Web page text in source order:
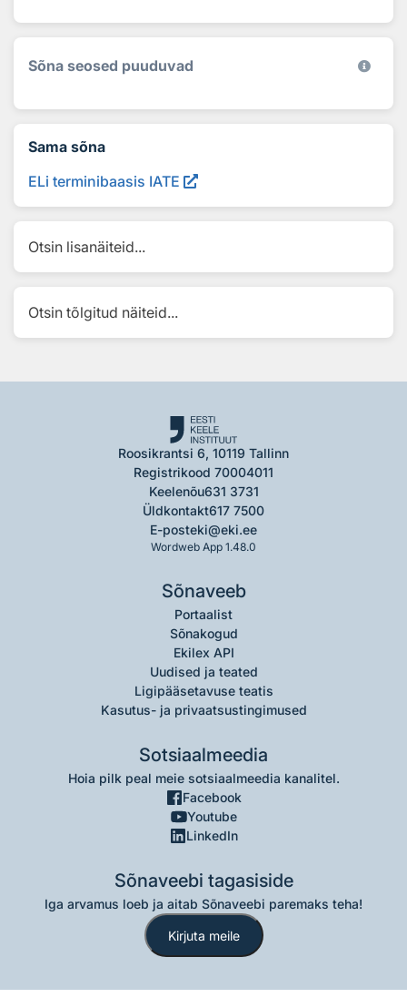
Sõna seosed puuduvad
Sama sõna
ELi terminibaasis IATE
Otsin lisanäiteid...
Otsin tõlgitud näiteid...
Roosikrantsi 6, 10119 Tallinn
Registrikood 70004011
Keelenõu631 3731
Üldkontakt617 7500
E-posteki@eki.ee
Wordweb App 1.48.0
Sõnaveeb
Portaalist
Sõnakogud
Ekilex API
Uudised ja teated
Ligipääsetavuse teatis
Kasutus- ja privaatsustingimused
Sotsiaalmeedia
Hoia pilk peal meie sotsiaalmeedia kanalitel.
Facebook
Youtube
LinkedIn
Sõnaveebi tagasiside
Iga arvamus loeb ja aitab Sõnaveebi paremaks teha!
Kirjuta meile